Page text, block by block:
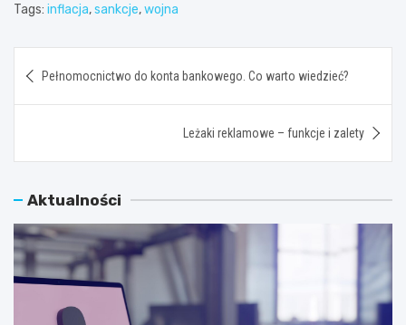
Tags: inflacja,sankcje,wojna
wpisu
Pełnomocnictwo do konta bankowego. Co warto wiedzieć?
Leżaki reklamowe – funkcje i zalety
Aktualności